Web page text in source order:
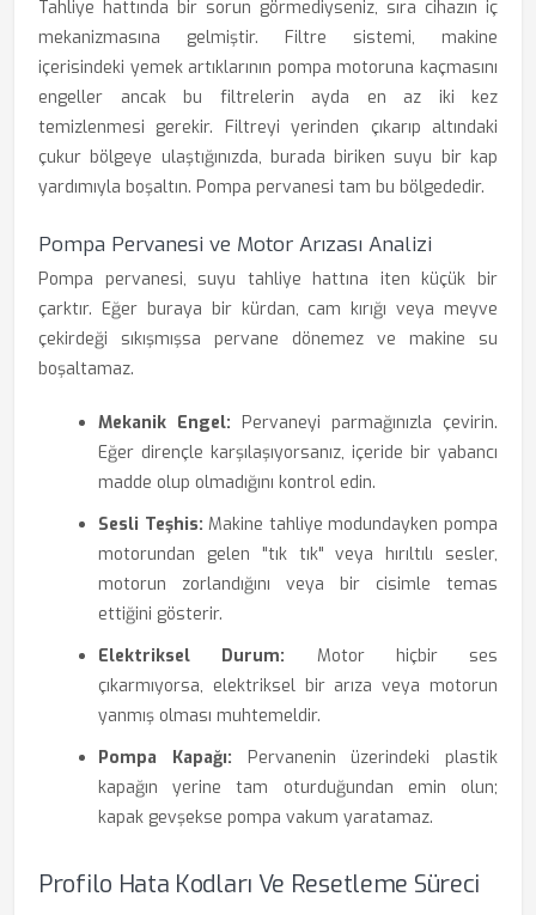
Tahliye hattında bir sorun görmediyseniz, sıra cihazın iç
mekanizmasına gelmiştir. Filtre sistemi, makine
içerisindeki yemek artıklarının pompa motoruna kaçmasını
engeller ancak bu filtrelerin ayda en az iki kez
temizlenmesi gerekir. Filtreyi yerinden çıkarıp altındaki
çukur bölgeye ulaştığınızda, burada biriken suyu bir kap
yardımıyla boşaltın. Pompa pervanesi tam bu bölgededir.
Pompa Pervanesi ve Motor Arızası Analizi
Pompa pervanesi, suyu tahliye hattına iten küçük bir
çarktır. Eğer buraya bir kürdan, cam kırığı veya meyve
çekirdeği sıkışmışsa pervane dönemez ve makine su
boşaltamaz.
Mekanik Engel: Pervaneyi parmağınızla çevirin.
Eğer dirençle karşılaşıyorsanız, içeride bir yabancı
madde olup olmadığını kontrol edin.
Sesli Teşhis: Makine tahliye modundayken pompa
motorundan gelen "tık tık" veya hırıltılı sesler,
motorun zorlandığını veya bir cisimle temas
ettiğini gösterir.
Elektriksel Durum: Motor hiçbir ses
çıkarmıyorsa, elektriksel bir arıza veya motorun
yanmış olması muhtemeldir.
Pompa Kapağı: Pervanenin üzerindeki plastik
kapağın yerine tam oturduğundan emin olun;
kapak gevşekse pompa vakum yaratamaz.
Profilo Hata Kodları Ve Resetleme Süreci